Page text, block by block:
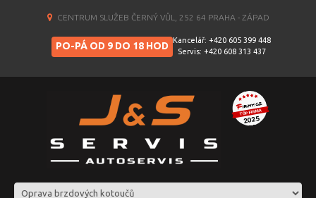
CENTRUM SLUŽEB ČERNÝ VŮL, 252 64 PRAHA - ZÁPAD
PO-PÁ OD 9 DO 18 HOD Kancelář: +420 605 399 448
Servis: +420 608 313 437